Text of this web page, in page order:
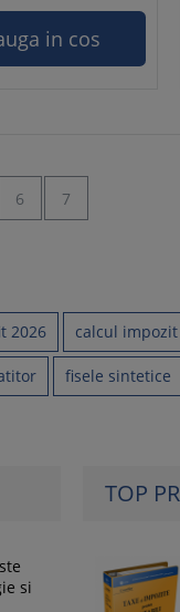
in cos
6 7
2026 calcul impozit
fisele sintetice
si
TOP